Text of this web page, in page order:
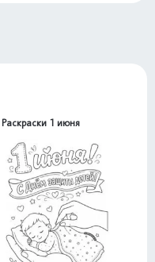
Раскраски 1 июня